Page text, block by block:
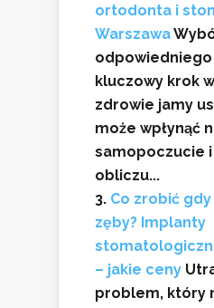
ortodonta i
Warszawa
kluczowy krok
zdrowie jamy
może wpłynąć
samopoczucie
obliczu...
Co zrobić
zęby? Implanty
– jakie ceny
problem, który